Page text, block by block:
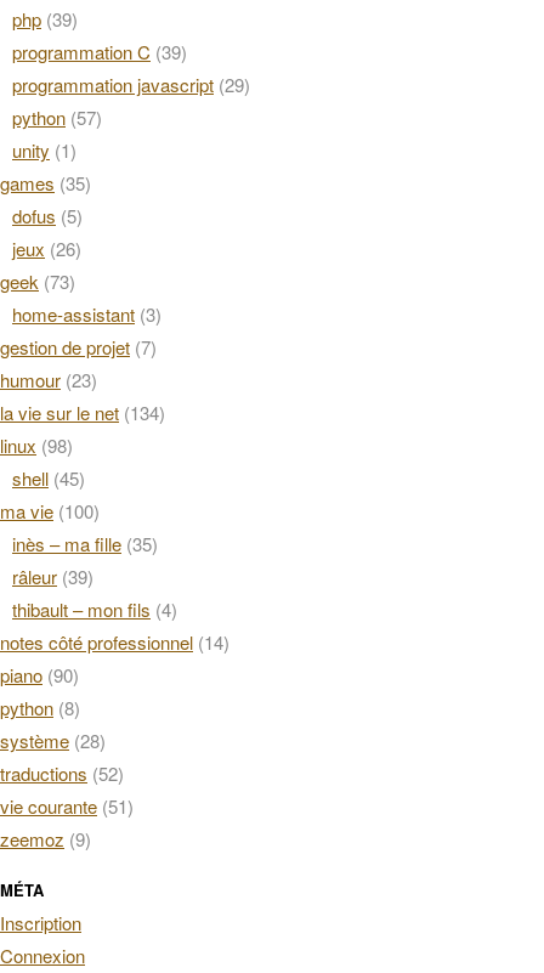
php (39)
programmation C (39)
programmation javascript (29)
python (57)
unity (1)
games (35)
dofus (5)
jeux (26)
geek (73)
home-assistant (3)
gestion de projet (7)
humour (23)
la vie sur le net (134)
linux (98)
shell (45)
ma vie (100)
inès – ma fille (35)
râleur (39)
thibault – mon fils (4)
notes côté professionnel (14)
piano (90)
python (8)
système (28)
traductions (52)
vie courante (51)
zeemoz (9)
MÉTA
Inscription
Connexion